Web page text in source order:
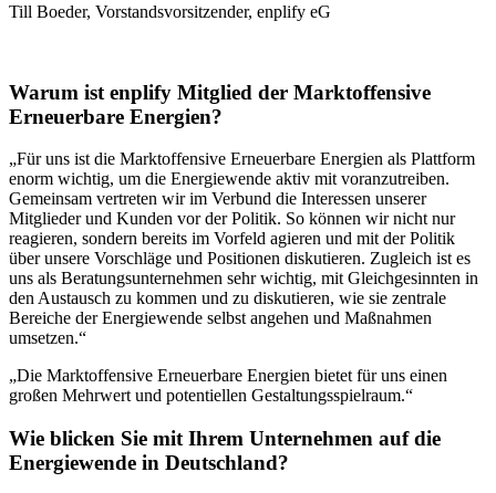
Till Boeder, Vorstandsvorsitzender, enplify eG
Warum ist enplify Mitglied der Marktoffensive
Erneuerbare Energien?
„Für uns ist die Marktoffensive Erneuerbare Energien als Plattform
enorm wichtig, um die Energiewende aktiv mit voranzutreiben.
Gemeinsam vertreten wir im Verbund die Interessen unserer
Mitglieder und Kunden vor der Politik. So können wir nicht nur
reagieren, sondern bereits im Vorfeld agieren und mit der Politik
über unsere Vorschläge und Positionen diskutieren. Zugleich ist es
uns als Beratungsunternehmen sehr wichtig, mit Gleichgesinnten in
den Austausch zu kommen und zu diskutieren, wie sie zentrale
Bereiche der Energiewende selbst angehen und Maßnahmen
umsetzen.“
„Die Marktoffensive Erneuerbare Energien bietet für uns einen
großen Mehrwert und potentiellen Gestaltungsspielraum.“
Wie blicken Sie mit Ihrem Unternehmen auf die
Energiewende in Deutschland?